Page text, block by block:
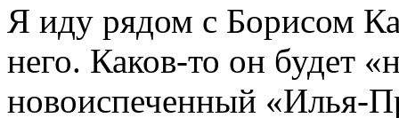
Я иду рядом с Борисом
него. Каков-то он будет
новоиспеченный «Илья-